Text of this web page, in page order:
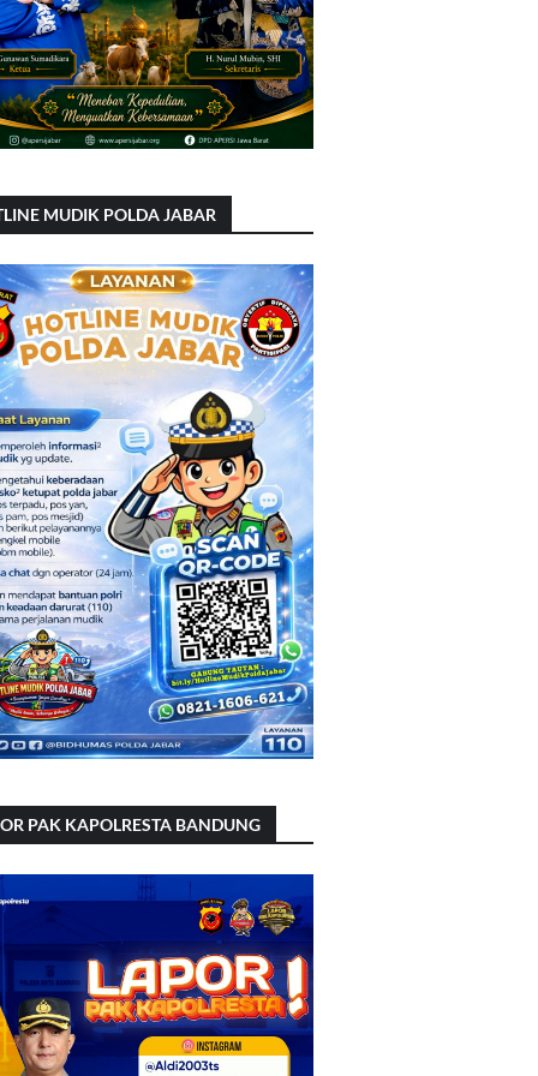
MUDIK POLDA JABAR
PAK KAPOLRESTA BANDUNG